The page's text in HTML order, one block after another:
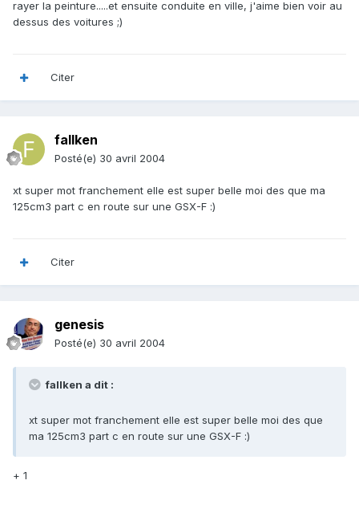
rayer la peinture.....et ensuite conduite en ville, j'aime bien voir au
dessus des voitures ;)
Citer
fallken
Posté(e) 30 avril 2004
xt super mot franchement elle est super belle moi des que ma
125cm3 part c en route sur une GSX-F :)
Citer
genesis
Posté(e) 30 avril 2004
fallken a dit :
xt super mot franchement elle est super belle moi des que
ma 125cm3 part c en route sur une GSX-F :)
+ 1